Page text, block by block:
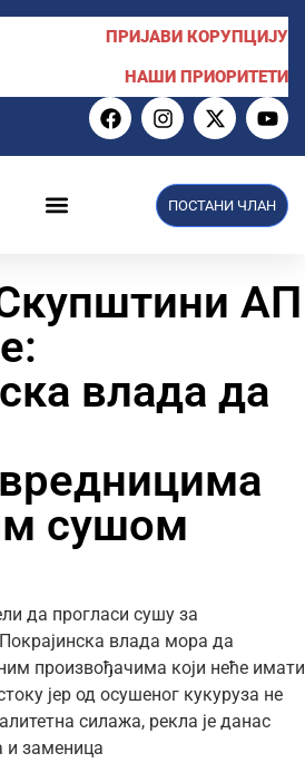
ПРИЈАВИ КОРУПЦИЈУ
НАШИ ПРИОРИТЕТИ
ПОСТАНИ ЧЛАН
АП
влада да
сушом
да прогласи сушу за
влада мора да
произвођачима који неће имати
јер од осушеног кукуруза не
силажа, рекла је данас
и заменица